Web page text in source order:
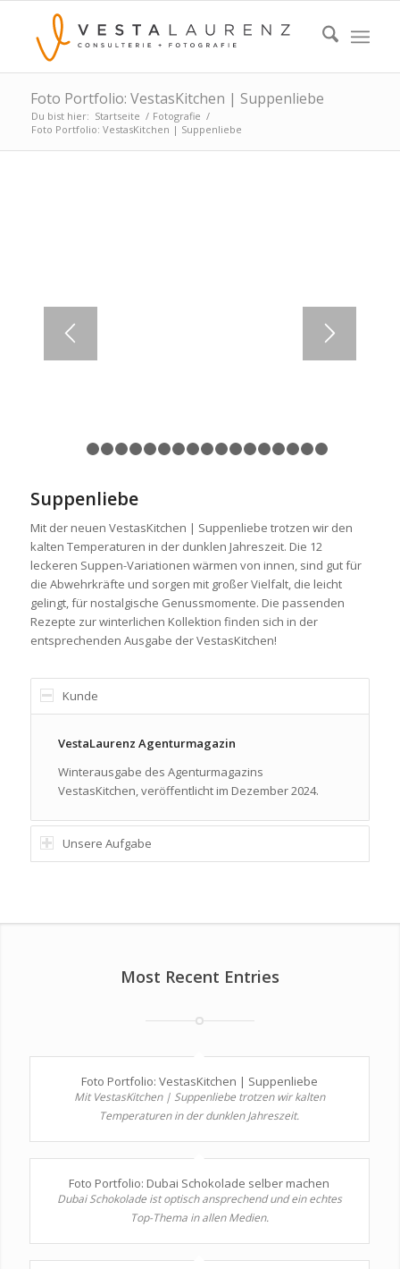
Foto Portfolio: VestasKitchen | Suppenliebe
Du bist hier: Startseite / Fotografie /
Foto Portfolio: VestasKitchen | Suppenliebe
1 2 3 4 5 6 7 8 9 101112
Suppenliebe
Mit der neuen VestasKitchen | Suppenliebe trotzen wir den
kalten Temperaturen in der dunklen Jahreszeit. Die 12
leckeren Suppen-Variationen wärmen von innen, sind gut für
die Abwehrkräfte und sorgen mit großer Vielfalt, die leicht
gelingt, für nostalgische Genussmomente. Die passenden
Rezepte zur winterlichen Kollektion finden sich in der
entsprechenden Ausgabe der VestasKitchen!
Kunde
VestaLaurenz Agenturmagazin
Winterausgabe des Agenturmagazins
VestasKitchen, veröffentlicht im Dezember 2024.
Unsere Aufgabe
Most Recent Entries
Foto Portfolio: VestasKitchen | Suppenliebe
Mit VestasKitchen | Suppenliebe trotzen wir kalten
Temperaturen in der dunklen Jahreszeit.
Foto Portfolio: Dubai Schokolade selber machen
Dubai Schokolade ist optisch ansprechend und ein echtes
Top-Thema in allen Medien.